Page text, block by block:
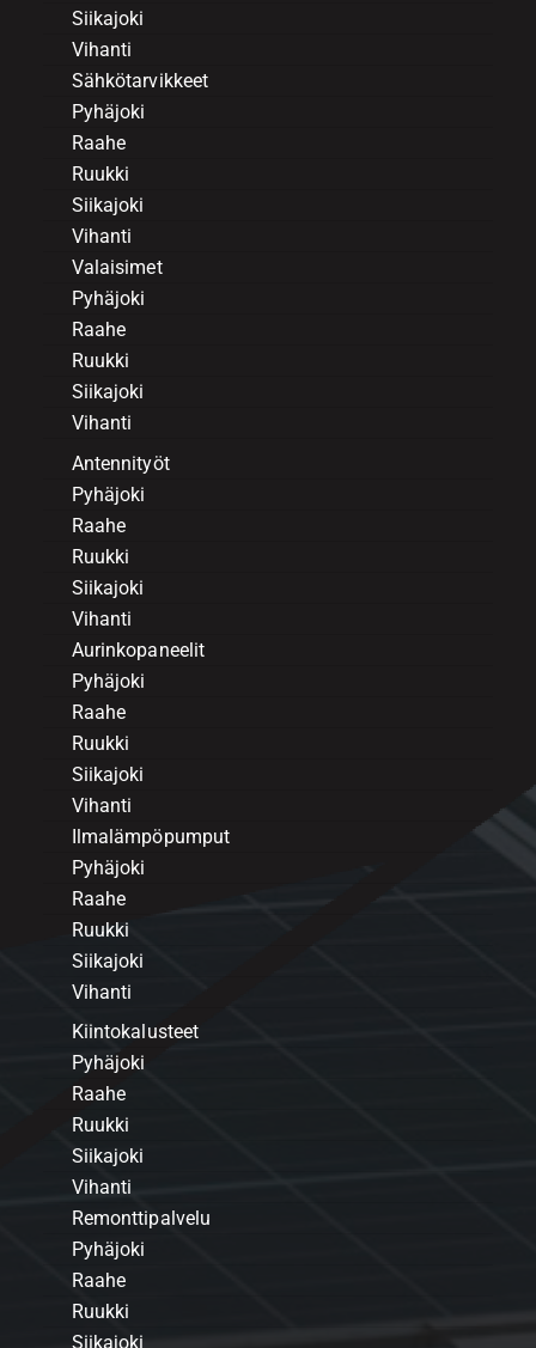
Siikajoki
Vihanti
Sähkötarvikkeet
Pyhäjoki
Raahe
Ruukki
Siikajoki
Vihanti
Valaisimet
Pyhäjoki
Raahe
Ruukki
Siikajoki
Vihanti
Antennityöt
Pyhäjoki
Raahe
Ruukki
Siikajoki
Vihanti
Aurinkopaneelit
Pyhäjoki
Raahe
Ruukki
Siikajoki
Vihanti
Ilmalämpöpumput
Pyhäjoki
Raahe
Ruukki
Siikajoki
Vihanti
Kiintokalusteet
Pyhäjoki
Raahe
Ruukki
Siikajoki
Vihanti
Remonttipalvelu
Pyhäjoki
Raahe
Ruukki
Siikajoki